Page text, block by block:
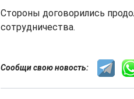
Стороны договорились
сотрудничества.
Сообщи свою новость: